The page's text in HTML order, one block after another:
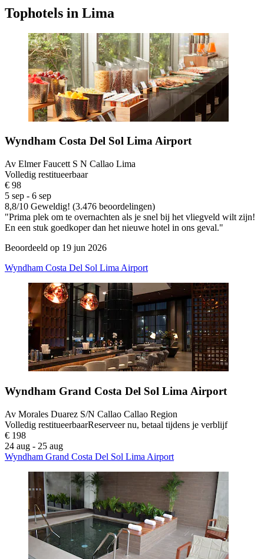
Tophotels in Lima
Wyndham Costa Del Sol Lima Airport
Av Elmer Faucett S N Callao Lima
Volledig restitueerbaar
€ 98
5 sep - 6 sep
8,8/10 Geweldig! (3.476 beoordelingen)
"Prima plek om te overnachten als je snel bij het vliegveld wilt zijn!
En een stuk goedkoper dan het nieuwe hotel in ons geval."
Beoordeeld op 19 jun 2026
Wyndham Costa Del Sol Lima Airport
Wyndham Grand Costa Del Sol Lima Airport
Av Morales Duarez S/N Callao Callao Region
Volledig restitueerbaarReserveer nu, betaal tijdens je verblijf
€ 198
24 aug - 25 aug
Wyndham Grand Costa Del Sol Lima Airport